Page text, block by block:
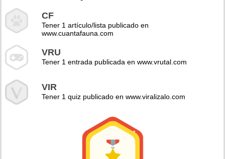
CF
Tener 1 artículo/lista publicado en
www.cuantafauna.com
VRU
Tener 1 entrada publicada en www.vrutal.com
VIR
Tener 1 quiz publicado en www.viralizalo.com